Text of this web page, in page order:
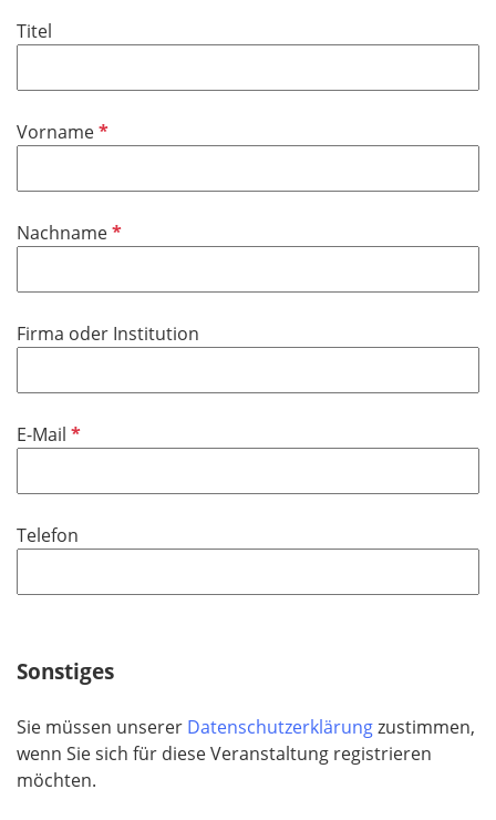
Titel
VornameP
c
t
e
d
NachnameP
c
t
e
d
Firma oder Institution
E-Mail P
c
t
l
Telefon
Sonstiges
Sie müssen unserer Datenschutzerklärungzustimmen,
wenn Sie sich für diese Veranstaltung registrieren
möchten.